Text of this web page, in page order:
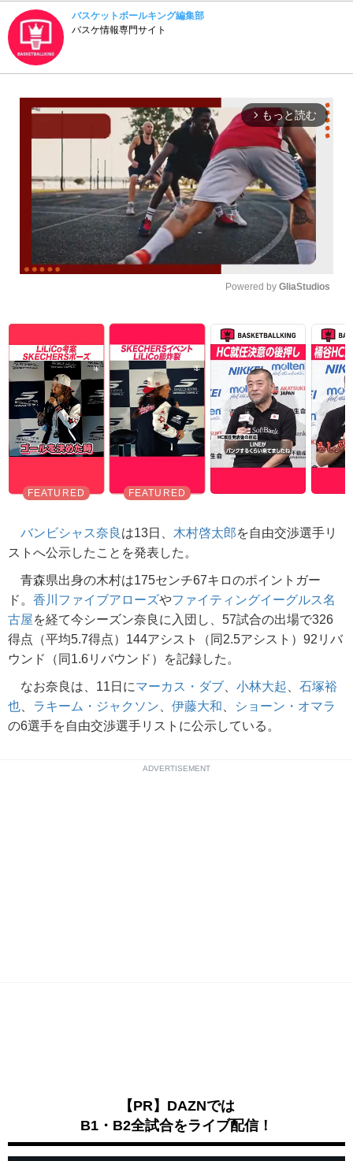
バスケットボールキング編集部
バスケ情報専門サイト
arrow_forward_ios もっと読む
Powered by GliaStudios
バンビシャス奈良 は13日、 木村啓太郎を自由交渉選手リ
ストへ公示したことを発表した。
青森県出身の木村は175センチ67キロのポイントガー
ド。 香川ファイブアローズやファイティングイーグルス名
古屋を経て今シーズン奈良に入団し、57試合の出場で326
得点（平均5.7得点）144アシスト（同2.5アシスト）92リバ
ウンド（同1.6リバウンド）を記録した。
なお奈良は、11日にマーカス・ダブ 小林大起
石塚裕
也
ラキーム・ジャクソン 伊藤大和
ショーン・オマラ
の6選手を自由交渉選手リストに公示している。
ADVERTISEMENT
【PR】DAZNでは
B1・B2全試合をライブ配信！